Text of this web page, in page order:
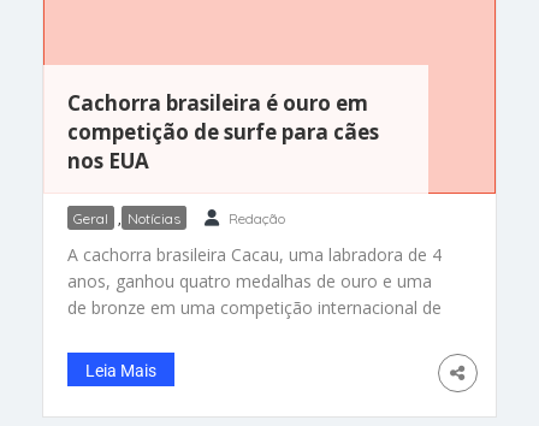
Cachorra brasileira é ouro em
competição de surfe para cães
nos EUA
Geral , Notícias Redação
A cachorra brasileira Cacau, uma labradora de 4
anos, ganhou quatro medalhas de ouro e uma
de bronze em uma competição internacional de
competiu ao lado do surfista Ivan Moreira, seu
tutor, na Califórnia, Estados Unidos. Além de
todo talento com a prancha, Cacau também
Leia Mais